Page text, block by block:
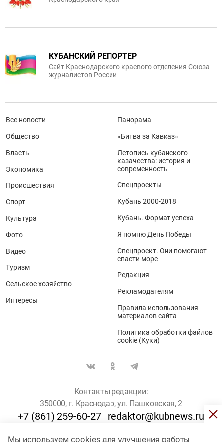
Мы используем cookies для улучшения работы
КУБАНСКИЙ РЕПОРТЕР
Сайт Краснодарского краевого отделения Союза
журналистов России
Все новости
Общество
Власть
Экономика
Происшествия
Спорт
Культура
Фото
Видео
Туризм
Сельское хозяйство
Интересы
Панорама
«Битва за Кавказ»
Летопись кубанского
казачества: история и
современность
Спецпроекты
Кубань 2000-2018
Кубань. Формат успеха
Я помню День Победы
Спецпроект. Они помогают
спасти море
Редакция
Рекламодателям
Правила использования
материалов сайта
Политика обработки файлов
cookie (Куки)
Контакты редакции:
350000, г. Краснодар, ул. Пашковская, 2
+7 (861) 259-60-27 redaktor@kubnews.ru